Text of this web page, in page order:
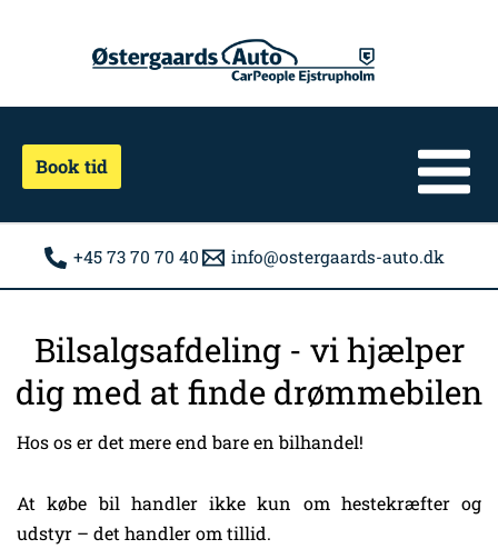
Book tid
+45 73 70 70 40 info@ostergaards-auto.dk
Bilsalgsafdeling - vi hjælper
dig med at finde drømmebilen
Hos os er det mere end bare en bilhandel!
At købe bil handler ikke kun om hestekræfter og
udstyr – det handler om tillid.